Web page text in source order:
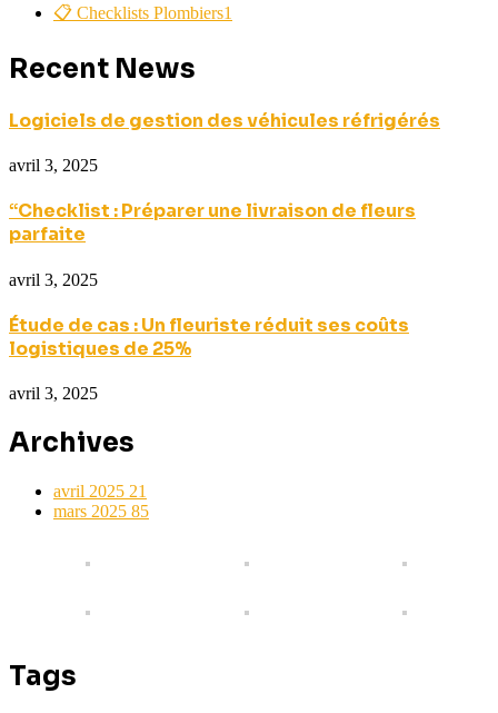
📋 Checklists Plombiers1
Recent News
Logiciels de gestion des véhicules réfrigérés
avril 3, 2025
“Checklist : Préparer une livraison de fleurs
parfaite
avril 3, 2025
Étude de cas : Un fleuriste réduit ses coûts
logistiques de 25%
avril 3, 2025
Archives
avril 2025 21
mars 2025 85
Tags